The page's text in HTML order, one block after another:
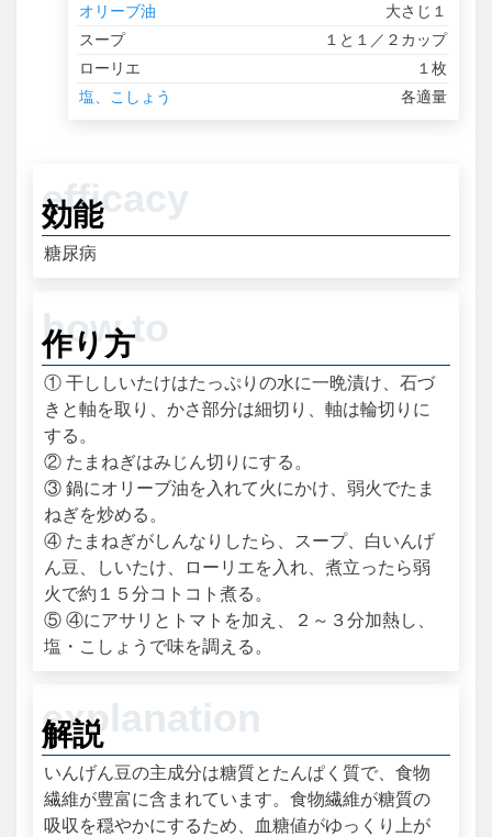
オリーブ油
大さじ１
スープ
１と１／２カップ
ローリエ
１枚
塩、こしょう
各適量
効能
糖尿病
作り方
① 干ししいたけはたっぷりの水に一晩漬け、石づ
きと軸を取り、かさ部分は細切り、軸は輪切りに
する。
② たまねぎはみじん切りにする。
③ 鍋にオリーブ油を入れて火にかけ、弱火でたま
ねぎを炒める。
④ たまねぎがしんなりしたら、スープ、白いんげ
ん豆、しいたけ、ローリエを入れ、煮立ったら弱
火で約１５分コトコト煮る。
⑤ ④にアサリとトマトを加え、２～３分加熱し、
塩・こしょうで味を調える。
解説
いんげん豆の主成分は糖質とたんぱく質で、食物
繊維が豊富に含まれています。食物繊維が糖質の
吸収を穏やかにするため、血糖値がゆっくり上が